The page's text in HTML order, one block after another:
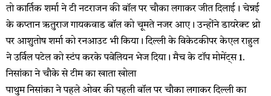
तो कार्तिक शर्मा ने टी नटराजन की बॉल पर चौका लगाकर जीत दिलाई। चेन्नई
के कप्तान ऋतुराज गायकवाड बॉल को चूमते नजर आए। उन्होंने डायरेक्ट थ्रो
पर आशुतोष शर्मा को रनआउट भी किया। दिल्ली के विकेटकीपर केएल राहुल
ने उर्विल पटेल को स्टंप करके पवेलियन भेज दिया। मैच के टॉप मोमेंट्स 1.
निसांका ने चौके से टीम का खाता खोला
पाथुम निसांका ने पहले ओवर की पहली बॉल पर चौका लगाकर दिल्ली का